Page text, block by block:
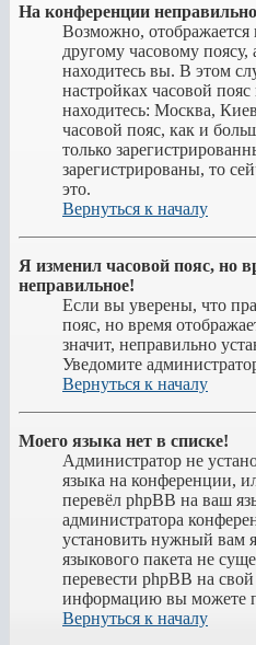
На конференции
Возможно, отображается
другому часовому поясу,
находитесь вы. В этом
настройках часовой
находитесь: Москва,
часовой пояс, как и
только
зарегистрированы, то
это.
Вернуться к началу
Я изменил часовой пояс, но
неправильное!
Если вы уверены, что
пояс, но время
значит, неправильно
Уведомите
Вернуться к началу
Моего языка нет в списке!
Администратор не
языка на конференции,
перевёл phpBB на ваш
администратора
установить нужный вам
языкового пакета не
перевести phpBB на
информацию вы можете
Вернуться к началу